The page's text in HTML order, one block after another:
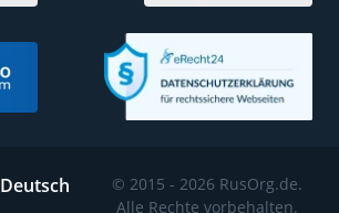
© 2015 - 2026 RusOrg.de.
Alle Rechte vorbehalten.
Deutsch